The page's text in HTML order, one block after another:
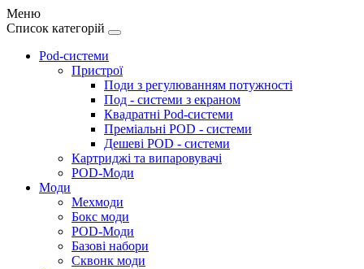
Меню
Список категорій
Pod-системи
Пристрої
Поди з регулюванням потужності
Под - системи з екраном
Квадратні Pod-системи
Преміальні POD - системи
Дешеві POD - системи
Картриджі та випаровувачі
POD-Моди
Моди
Мехмоди
Бокс моди
POD-Моди
Базові набори
Сквонк моди